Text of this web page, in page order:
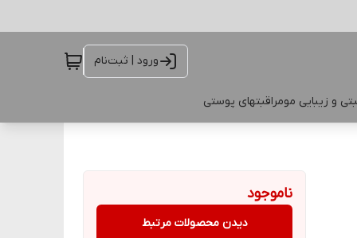
ورود | ثبت‌نام
و زیبایی مومراقبتهای پوستی
ناموجود
دیدن محصولات مرتبط